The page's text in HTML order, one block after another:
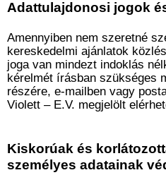
Adattulajdonosi jogok
Amennyiben nem szeretné
kereskedelmi ajánlatok
joga van mindezt indoklás
kérelmét írásban szükséges
részére, e-mailben vagy
Violett – E.V. megjelölt
Kiskorúak és
személyes adatainak